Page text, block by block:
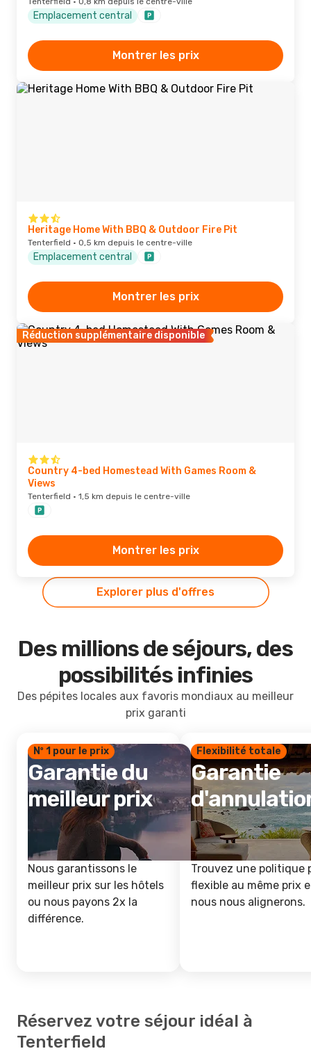
Emplacement central
Montrer les prix
Heritage Home With BBQ & Outdoor Fire Pit
Tenterfield · 0,5 km depuis le centre-ville
Emplacement central
Montrer les prix
Réduction supplémentaire disponible
Country 4-bed Homestead With Games Room &
Views
Tenterfield · 1,5 km depuis le centre-ville
Montrer les prix
Explorer plus d'offres
Des millions de séjours, des
possibilités infinies
Des pépites locales aux favoris mondiaux au meilleur
prix garanti
Nº 1 pour le prix
Garantie du
meilleur prix
Nous garantissons le
meilleur prix sur les hôtels
ou nous payons 2x la
différence.
Flexibilité totale
Garantie
Trouvez une politique
flexible au même prix
nous nous alignerons.
Réservez votre séjour idéal à
Tenterfield